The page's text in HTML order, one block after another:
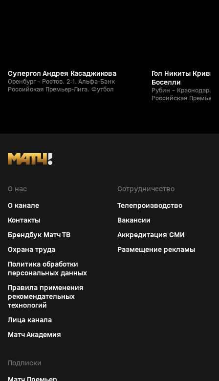
Супергол Андрея Касаджикова
Оренбург - Ростов. 2:1. Альфа-Банк
Российская Премьер-Лига. Футбол
Гол Никиты
Боселли
Рубин - Краснодар.
Российская
О нас
О канале
Контакты
Брендбук Матч ТВ
Охрана труда
Политика обработки
персональных данных
Правила применения
рекомендательных
технологий
Лица канала
Матч Академия
Сотрудничество
Телепроизводство
Вакансии
Аккредитация СМИ
Размещение рекламы
Подписки